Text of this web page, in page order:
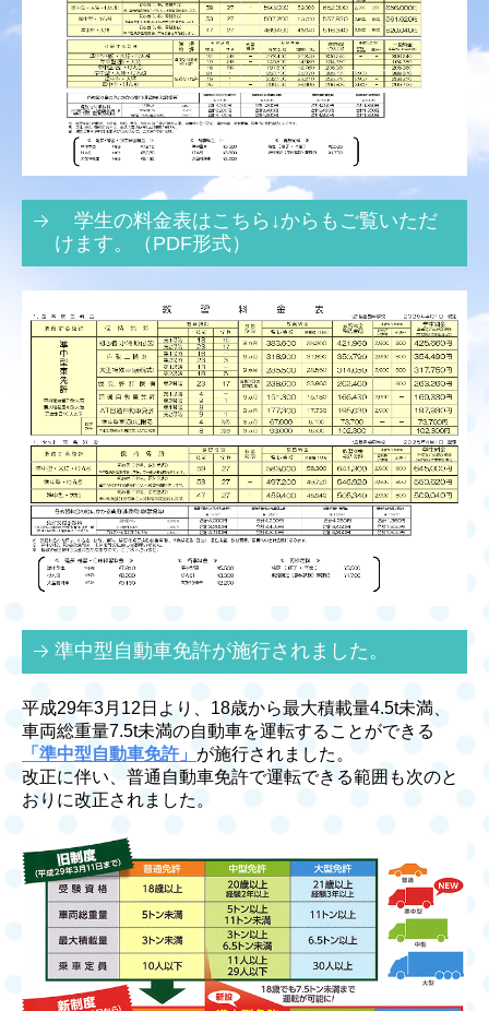
アクセス方法
学生の料金表はこちら↓からもご覧いただ
けます。（PDF形式）
準中型自動車免許が施行されました。
平成29年3月12日より、18歳から最大積載量4.5t未満、
車両総重量7.5t未満の自動車を運転することができる
「準中型自動車免許」 が施行されました。
改正に伴い、普通自動車免許で運転できる範囲も次のと
おりに改正されました。